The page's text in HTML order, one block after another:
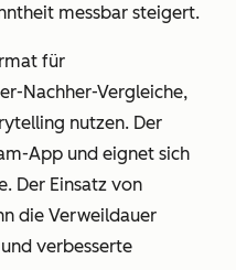
messbar steigert.
für
Nachher-Vergleiche,
nutzen. Der
App und eignet sich
Der Einsatz von
die Verweildauer
verbesserte